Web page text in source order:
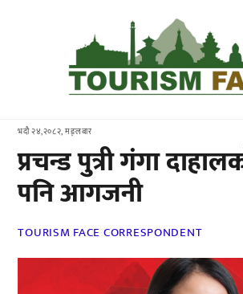
भदौ २४,२०८२, मङ्लबार
प्रचन्ड पुत्री गंगा
पनि आगजनी
TOURISM FACE CORRESPONDENT